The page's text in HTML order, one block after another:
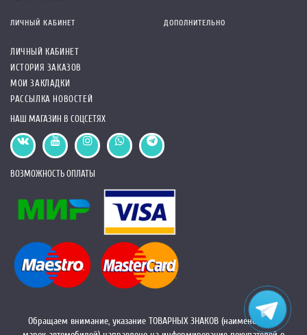
ЛИЧНЫЙ КАБИНЕТ
ЛИЧНЫЙ КАБИНЕТ
ИСТОРИЯ ЗАКАЗОВ
МОИ ЗАКЛАДКИ
РАССЫЛКА НОВОСТЕЙ
ДОПОЛНИТЕЛЬНО
НАШ МАГАЗИН В СОЦСЕТЯХ
ВОЗМОЖНОСТЬ ОПЛАТЫ
Обращаем внимание, указание ТОВАРНЫХ ЗНАКОВ (наименований